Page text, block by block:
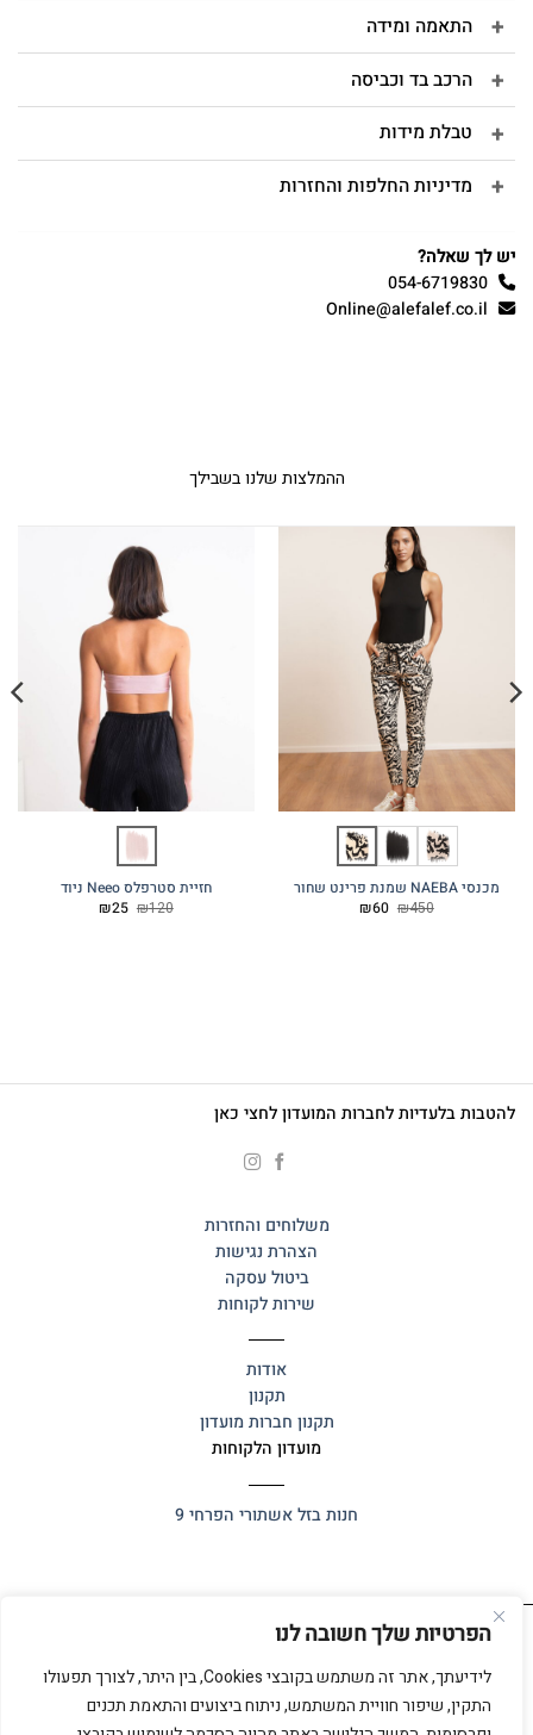
הפרטיות שלך חשובה לנו
לידיעתך, אתר זה משתמש בקובצי Cookies, בין היתר, לצורך תפעולו
התקין, שיפור חוויית המשתמש, ניתוח ביצועים והתאמת תכנים
התאמה ומידה
הרכב בד וכביסה
טבלת מידות
מדיניות החלפות והחזרות
יש לך שאלה?
054-6719830
Online@alefalef.co.il
ההמלצות שלנו בשבילך
מכנסי NAEBA שמנת פרינט שחור
₪450 המחיר
₪60 המחיר
חזיית סטרפלס Neeo ניוד
₪120 המחיר
₪25 המחיר
להטבות בלעדיות לחברות המועדון לחצי כאן
משלוחים והחזרות
הצהרת נגישות
ביטול עסקה
שירות לקוחות
אודות
תקנון
תקנון חברות מועדון
מועדון הלקוחות
חנות בזלאשתורי הפרחי 9
כל הזכויות שמורות 2025 © אלף אלף